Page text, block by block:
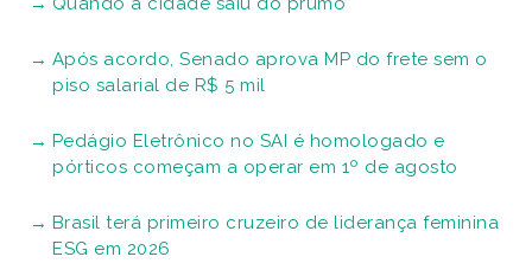
Após acordo, Senado aprova MP do frete sem o
piso salarial de R$ 5 mil
Pedágio Eletrônico no SAI é homologado e
pórticos começam a operar em 1º de agosto
Brasil terá primeiro cruzeiro de liderança feminina
ESG em 2026